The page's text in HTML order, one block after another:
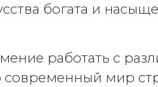
богата и
работать с
современный мир